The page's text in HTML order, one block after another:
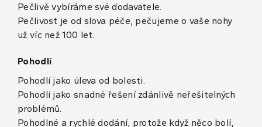
Pečlivě vybíráme své dodavatele.
Pečlivost je od slova péče, pečujeme o vaše nohy
už víc než 100 let.
Pohodlí
Pohodlí jako úleva od bolesti.
Pohodlí jako snadné řešení zdánlivě neřešitelných
problémů.
Pohodlné a rychlé dodání, protože když něco bolí,